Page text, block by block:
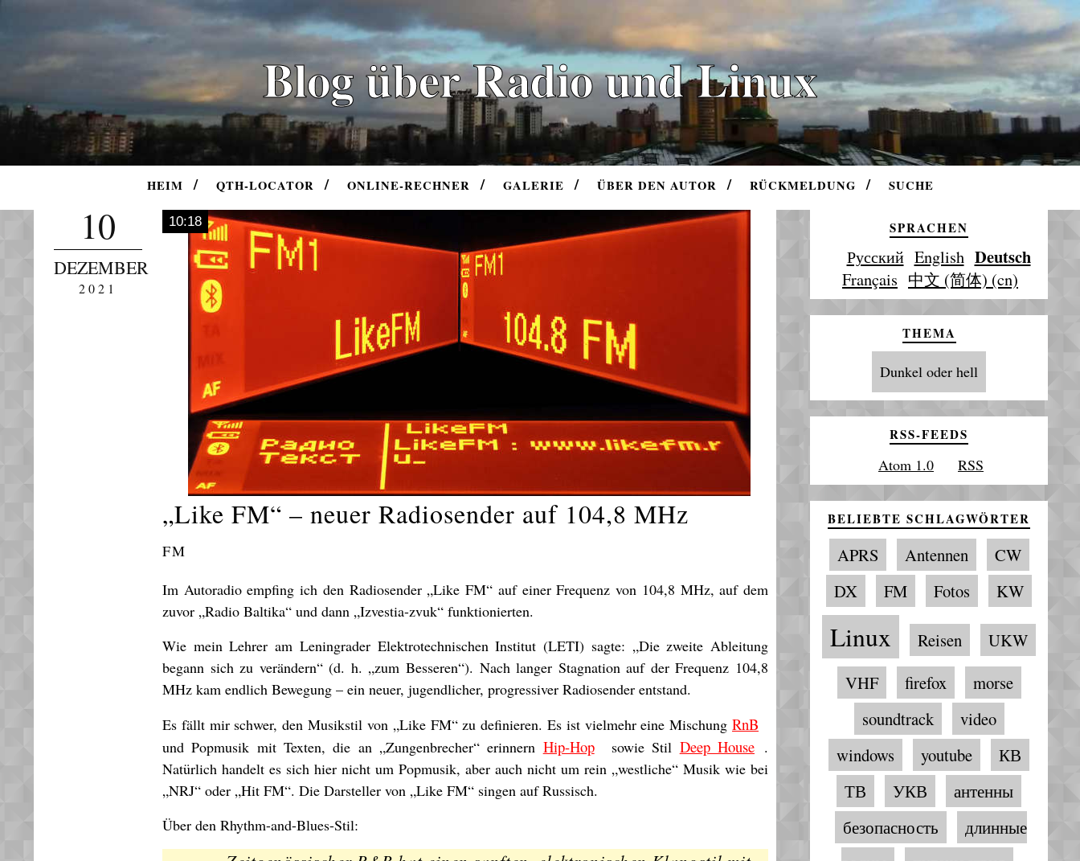
Blog über Radio und Linux
HEIM QTH-LOCATOR ONLINE-RECHNER GALERIE ÜBER DEN AUTOR RÜCKMELDUNG SUCHE
10
DEZEMBER
2021
10:18
„Like FM“ – neuer Radiosender auf 104,8 MHz
FM
Im Autoradio empfing ich den Radiosender „Like FM“ auf einer Frequenz von 104,8 MHz, auf dem
zuvor „Radio Baltika“ und dann „Izvestia-zvuk“ funktionierten.
Wie mein Lehrer am Leningrader Elektrotechnischen Institut (LETI) sagte: „Die zweite Ableitung
begann sich zu verändern“ (d. h. „zum Besseren“). Nach langer Stagnation auf der Frequenz 104,8
MHz kam endlich Bewegung – ein neuer, jugendlicher, progressiver Radiosender entstand.
Es fällt mir schwer, den Musikstil von „Like FM“ zu definieren. Es ist vielmehr eine Mischung RnB
und Popmusik mit Texten, die an „Zungenbrecher“ erinnern Hip-Hop sowie Stil Deep House .
Natürlich handelt es sich hier nicht um Popmusik, aber auch nicht um rein „westliche“ Musik wie bei
„NRJ“ oder „Hit FM“. Die Darsteller von „Like FM“ singen auf Russisch.
Über den Rhythm-and-Blues-Stil:
SPRACHEN
Русский English Deutsch
Français 中文 (简体) (cn)
THEMA
Dunkel oder hell
RSS-FEEDS
Atom 1.0 RSS
BELIEBTE SCHLAGWÖRTER
APRS Antennen
CW
DX
FM Fotos KW
Linux Reisen
UKW
VHF
firefox
morse
soundtrack
video
windows
youtube
КВ
ТВ
УКВ
антенны
безопасность
длинные